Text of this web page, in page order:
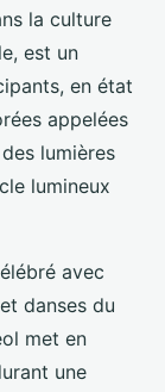
la culture
est un
en état
appelées
lumières
lumineux
avec
danses du
met en
une